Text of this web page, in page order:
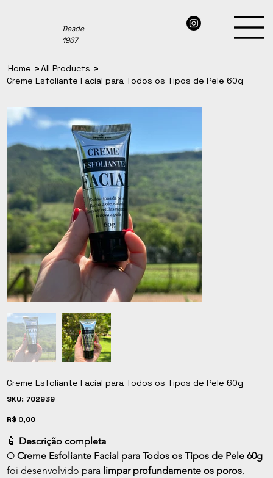
Desde
1967
Home >All Products >
Creme Esfoliante Facial para Todos os Tipos de Pele 60g
Creme Esfoliante Facial para Todos os Tipos de Pele 60g
SKU: SKU
702939
702939
Preço
R$ 0,00
🧴 Descrição completa
O Creme Esfoliante Facial para Todos os Tipos de Pele 60g
foi desenvolvido para limpar profundamente os poros